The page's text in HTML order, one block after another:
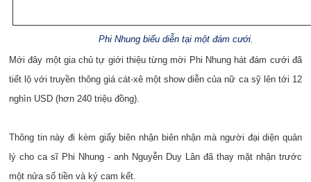
Phi Nhung biểu diễn tại một đám cưới.
Mới đây một gia chủ tự giới thiệu từng mời Phi Nhung hát đám cưới đã
tiết lộ với truyền thông giá cát-xê một show diễn của nữ ca sỹ lên tới 12
nghìn USD (hơn 240 triệu đồng).
Thông tin này đi kèm giấy biên nhận biên nhận mà người đại diện quản
lý cho ca sĩ Phi Nhung - anh Nguyễn Duy Lân đã thay mặt nhận trước
một nửa số tiền và ký cam kết.